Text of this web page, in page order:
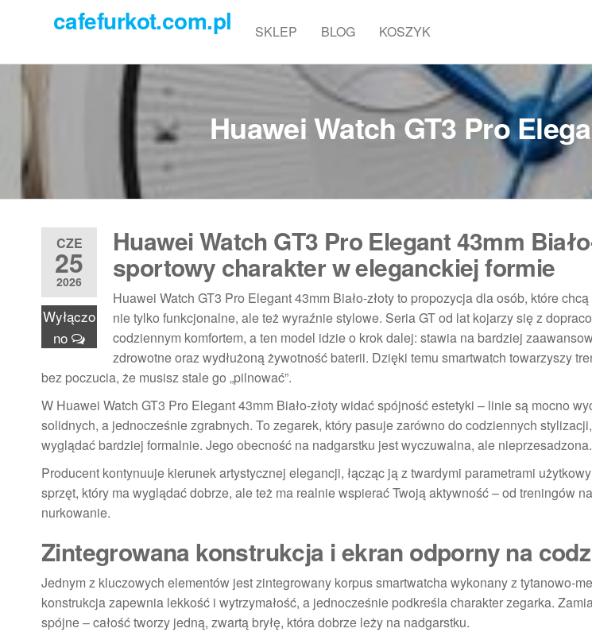
cafefurkot.com.pl SKLEP BLOG KOSZYK
Huawei Watch GT3 Pro
CZE
25
2026
Wyłączo
no
Huawei Watch GT3 Pro Elegant 43mm
sportowy charakter w eleganckiej formie
Huawei Watch GT3 Pro Elegant 43mm Biało-złoty to propozycja dla osób, które
nie tylko funkcjonalne, ale też wyraźnie stylowe. Seria GT od lat kojarzy się z
codziennym komfortem, a ten model idzie o krok dalej: stawia na bardziej
zdrowotne oraz wydłużoną żywotność baterii. Dzięki temu smartwatch towarzyszy
bez poczucia, że musisz stale go „pilnować”.
W Huawei Watch GT3 Pro Elegant 43mm Biało-złoty widać spójność estetyki – linie są mocno
solidnych, a jednocześnie zgrabnych. To zegarek, który pasuje zarówno do codziennych
wyglądać bardziej formalnie. Jego obecność na nadgarstku jest wyczuwalna, ale nieprzesadzona.
Producent kontynuuje kierunek artystycznej elegancji, łącząc ją z twardymi parametrami
sprzęt, który ma wyglądać dobrze, ale też ma realnie wspierać Twoją aktywność – od treningów
nurkowanie.
Zintegrowana konstrukcja i ekran odporny na
Jednym z kluczowych elementów jest zintegrowany korpus smartwatcha wykonany z tytanowo-
konstrukcja zapewnia lekkość i wytrzymałość, a jednocześnie podkreśla charakter zegarka.
spójne – całość tworzy jedną, zwartą bryłę, która dobrze leży na nadgarstku.